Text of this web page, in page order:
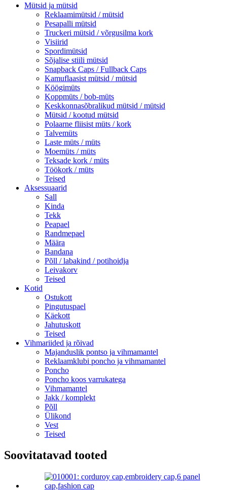
Mütsid ja mütsid
Reklaamimütsid / mütsid
Pesapalli mütsid
Truckeri mütsid / võrgusilma kork
Visiirid
Spordimütsid
Sõjalise stiili mütsid
Snapback Caps / Fullback Caps
Kamuflaasist mütsid / mütsid
Köögimüts
Koppmüts / bob-müts
Keskkonnasõbralikud mütsid / mütsid
Mütsid / kootud mütsid
Polaarne fliisist müts / kork
Talvemüts
Laste müts / müts
Moemüts / müts
Teksade kork / müts
Töökork / müts
Teised
Aksessuaarid
Sall
Kinda
Tekk
Peapael
Randmepael
Määra
Bandana
Põll / labakind / potihoidja
Leivakorv
Teised
Kotid
Ostukott
Pingutuspael
Käekott
Jahutuskott
Teised
Vihmariided ja rõivad
Majanduslik pontso ja vihmamantel
Reklaamklubi poncho ja vihmamantel
Poncho
Poncho koos varrukatega
Vihmamantel
Jakk / komplekt
Põll
Ülikond
Vest
Teised
Soovitatavad tooted